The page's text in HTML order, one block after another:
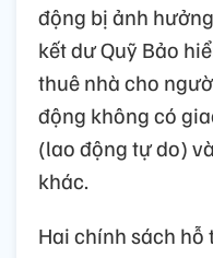
động bị ảnh
kết dư Quỹ Bảo
thuê nhà cho
động không có
(lao động tự do)
khác.
Hai chính sách